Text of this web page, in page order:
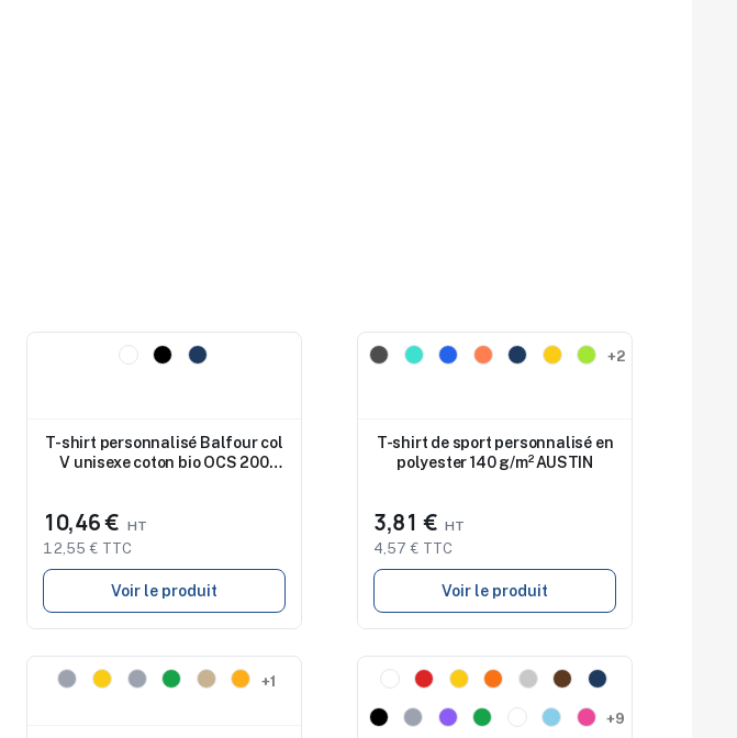
T-shirt personnalisé Balfour col
V unisexe coton bio OCS 200
10,46 €
12,55 € TTC
Voir le produit
Nouveau +2
T-shirt de sport personnalisé en
polyester 140 g/m² AUSTIN
3,81 €
4,57 € TTC
Voir le produit
Nouveau +1 Nouveau
+9